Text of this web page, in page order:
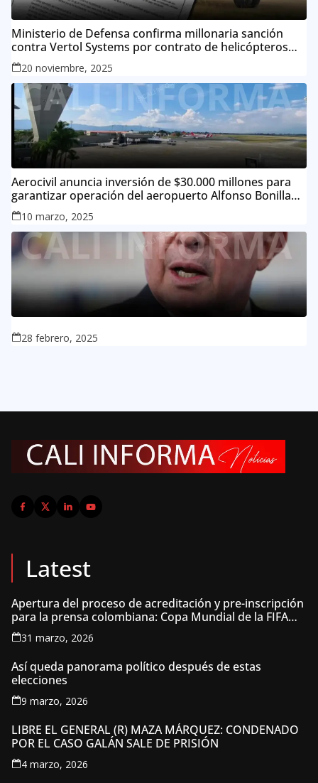
Ministerio de Defensa confirma millonaria sanción
contra Vertol Systems por contrato de helicópteros
MI-1720 noviembre, 2025
Aerocivil anuncia inversión de $30.000 millones para
garantizar operación del aeropuerto Alfonso Bonilla
Aragón
10 marzo, 2025
28 febrero, 2025
Latest
Apertura del proceso de acreditación y pre-inscripción
para la prensa colombiana: Copa Mundial de la FIFA
2026 ™
31 marzo, 2026
Así queda panorama político después de estas
elecciones
9 marzo, 2026
LIBRE EL GENERAL (R) MAZA MÁRQUEZ: CONDENADO
POR EL CASO GALÁN SALE DE PRISIÓN
4 marzo, 2026